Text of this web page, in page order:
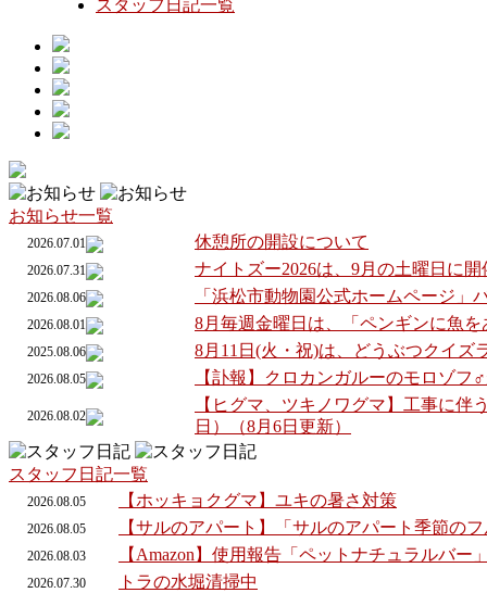
スタッフ日記一覧
お知らせ一覧
2026.07.01 休憩所の開設について
2026.07.31 ナイトズー2026は、9月の土曜日に開
2026.08.06 「浜松市動物園公式ホームページ」
2026.08.01 8月毎週金曜日は、「ペンギンに魚
2025.08.06 8月11日(火・祝)は、どうぶつクイズ
2026.08.05 【訃報】クロカンガルーのモロゾフ
2026.08.02
【ヒグマ、ツキノワグマ】工事に伴
日）（8月6日更新）
スタッフ日記一覧
2026.08.05 【ホッキョクグマ】ユキの暑さ対策
2026.08.05 【サルのアパート】「サルのアパート季節の
2026.08.03 【Amazon】使用報告「ペットナチュラルバー
2026.07.30 トラの水堀清掃中